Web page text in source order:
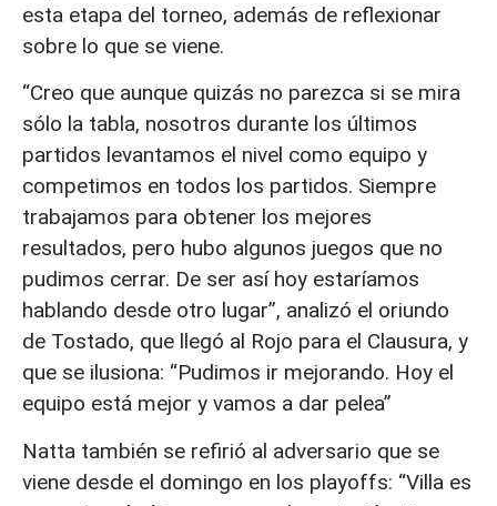
esta etapa del torneo, además de reflexionar
sobre lo que se viene.
“Creo que aunque quizás no parezca si se mira
sólo la tabla, nosotros durante los últimos
partidos levantamos el nivel como equipo y
competimos en todos los partidos. Siempre
trabajamos para obtener los mejores
resultados, pero hubo algunos juegos que no
pudimos cerrar. De ser así hoy estaríamos
hablando desde otro lugar”, analizó el oriundo
de Tostado, que llegó al Rojo para el Clausura, y
que se ilusiona: “Pudimos ir mejorando. Hoy el
equipo está mejor y vamos a dar pelea”
Natta también se refirió al adversario que se
viene desde el domingo en los playoffs: “Villa es